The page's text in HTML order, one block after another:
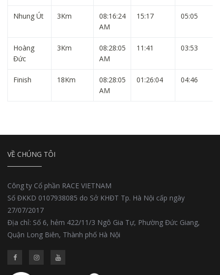
Nhung Út 3Km
08:16:24
AM
15:17 05:05
Hoàng
Đức
3Km
08:28:05
AM
11:41 03:53
Finish 18Km
08:28:05
AM
01:26:04 04:46
VỀ CHÚNG TÔI
Công ty Cổ phần RACE VIETNAM
Số ĐKKD 0107938085 do Sở KHĐT Tp. Hà Nội cấp ngày
27/07/2017
Địa chỉ: Số 6, hẻm 422/11/3 Ngô Gia Tự, Phường Đức Giang,
Quận Long Biên, Thành phố Hà Nội